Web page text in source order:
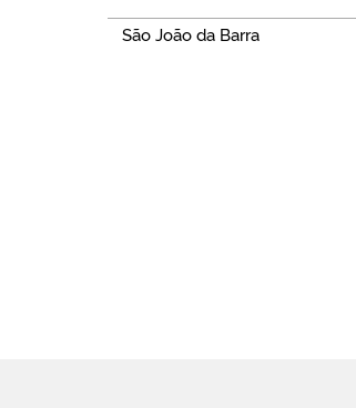
São João da Barra